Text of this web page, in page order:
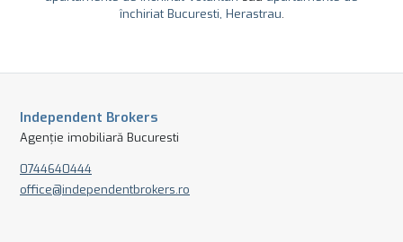
închiriat Bucuresti, Herastrau.
Independent Brokers
Agenție imobiliară Bucuresti
0744640444
office@independentbrokers.ro